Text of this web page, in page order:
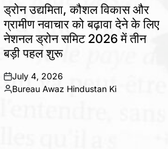
ड्रोन उद्यमिता, कौशल विकास और
ग्रामीण नवाचार को बढ़ावा देने के लिए
नेशनल ड्रोन समिट 2026 में तीन
बड़ी पहल शुरू
on
July 4, 2026
Posted
Bureau Awaz Hindustan Ki